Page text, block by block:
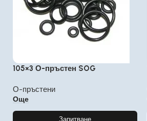
105×3 О-пръстен SOG
О-пръстени
Още
Запитване